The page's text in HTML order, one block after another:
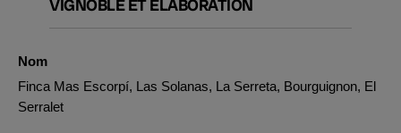
VIGNOBLE ET ÉLABORATION
Nom
Finca Mas Escorpí, Las Solanas, La Serreta, Bourguignon, El
Serralet